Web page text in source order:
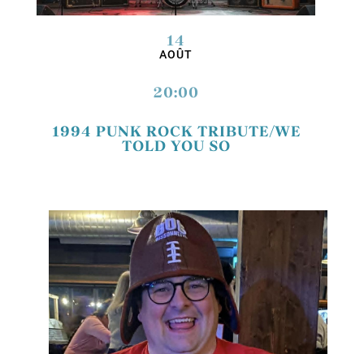
14
AOÛT
20:00
1994 PUNK ROCK TRIBUTE/WE
TOLD YOU SO